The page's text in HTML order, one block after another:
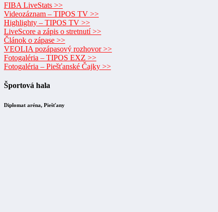
FIBA LiveStats >>
Videozáznam – TIPOS TV >>
Highlighty – TIPOS TV >>
LiveScore a zápis o stretnutí >>
Článok o zápase >>
VEOLIA pozápasový rozhovor >>
Fotogaléria – TIPOS EXZ >>
Fotogaléria – Piešťanské Čajky >>
Športová hala
Diplomat aréna, Piešťany